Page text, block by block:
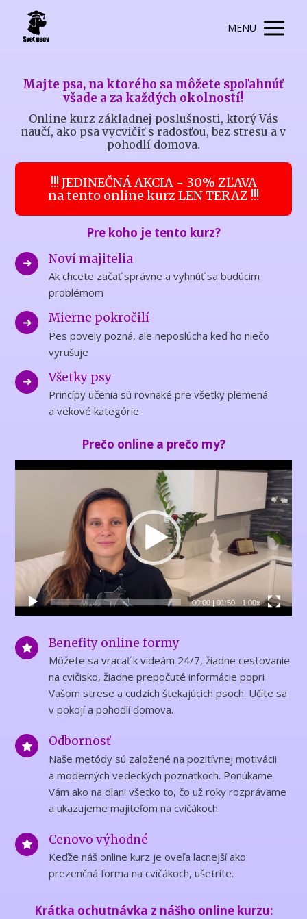
MENU
Majte psa, na ktorého sa môžete spoľahnúť
všade a za každých okolností!
Online kurz základnej poslušnosti, ktorý Vás
naučí, ako psa vycvičiť s radosťou, bez stresu a v
pohodlí domova.
!!! JEDINEČNÁ AKCIA - 30% ZĽAVA
na tento online kurz LEN TERAZ !!!
Pre koho je tento kurz?
Noví majitelia
Ak chcete začať správne a vyhnúť sa budúcim
problémom
Mierne pokročilí
Pes povely pozná, ale neposlúcha keď ho niečo
vyrušuje
Všetky psy
Princípy učenia sú rovnaké pre všetky plemená
a vekové kategórie
Prečo online a prečo my?
Video
00:00| 01:50 1.00x
Benefity online formy
Môžete sa vracať k videám 24/7, žiadne cestovanie
na cvičisko, žiadne prepočuté informácie popri
Vašom strese a cudzích štekajúcich psoch. Učíte sa
v pokojí a pohodlí domova.
Odbornosť
Naše metódy sú založené na pozitívnej motivácii
a moderných vedeckých poznatkoch. Ponúkame
Vám ako na dlani všetko to, čo už roky rozprávame
a ukazujeme majiteľom na cvičákoch.
Cenovo výhodné
Keďže náš online kurz je oveľa lacnejší ako
prezenčná forma na cvičákoch, ušetríte.
Krátka ochutnávka z nášho online kurzu: